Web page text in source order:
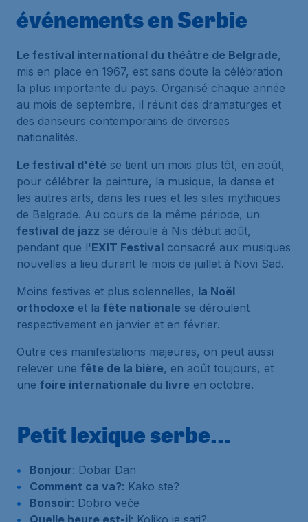
événements en Serbie
Le festival international du théâtre de Belgrade,
mis en place en 1967, est sans doute la célébration
la plus importante du pays. Organisé chaque année
au mois de septembre, il réunit des dramaturges et
des danseurs contemporains de diverses
nationalités.
Le festival d'été se tient un mois plus tôt, en août,
pour célébrer la peinture, la musique, la danse et
les autres arts, dans les rues et les sites mythiques
de Belgrade. Au cours de la même période, un
festival de jazz se déroule à Nis début août,
pendant que l'EXIT Festival consacré aux musiques
nouvelles a lieu durant le mois de juillet à Novi Sad.
Moins festives et plus solennelles, la Noël
orthodoxe et la fête nationale se déroulent
respectivement en janvier et en février.
Outre ces manifestations majeures, on peut aussi
relever une fête de la bière, en août toujours, et
une foire internationale du livre en octobre.
Petit lexique serbe...
Bonjour: Dobar Dan
Comment ca va?: Kako ste?
Bonsoir: Dobro veče
Quelle heure est-il: Koliko je sati?